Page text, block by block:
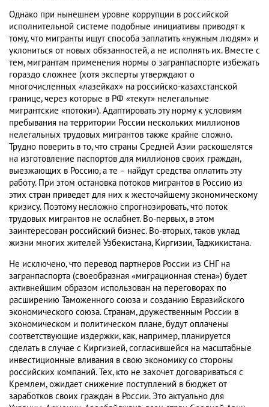
Однако при нынешнем уровне коррупции в российской
исполнительной системе подобные инициативы приводят к
тому, что мигранты ищут способа заплатить «нужным людям» и
уклониться от новых обязанностей, а не исполнять их. Вместе с
тем, мигрантам применения нормы о загранпаспорте избежать
гораздо сложнее (хотя эксперты утверждают о
многочисленных «лазейках» на российско-казахстанской
границе, через которые в РФ «текут» нелегальные
мигрантские «потоки»). Адаптировать эту норму к условиям
пребывания на территории России нескольких миллионов
нелегальных трудовых мигрантов также крайне сложно.
Трудно поверить в то, что страны Средней Азии раскошелятся
на изготовление паспортов для миллионов своих граждан,
выезжающих в Россию, а те – найдут средства оплатить эту
работу. При этом остановка потоков мигрантов в Россию из
этих стран приведет для них к жесточайшему экономическому
кризису. Поэтому несложно спрогнозировать, что поток
трудовых мигрантов не ослабнет. Во-первых, в этом
заинтересован российский бизнес. Во-вторых, таков уклад
жизни многих жителей Узбекистана, Киргизии, Таджикистана.
Не исключено, что перевод партнеров России из СНГ на
загранпаспорта (своеобразная «миграционная стена») будет
активнейшим образом использован на переговорах по
расширению Таможенного союза и созданию Евразийского
экономического союза. Странам, дружественным России в
экономическом и политическом плане, будут оплачены
соответствующие издержки, как, например, планируется
сделать в случае с Киргизией, согласившейся на масштабные
инвестиционные вливания в свою экономику со стороны
российских компаний. Тех, кто не захочет договариваться с
Кремлем, ожидает снижение поступлений в бюджет от
заработков своих граждан в России. Это актуально для